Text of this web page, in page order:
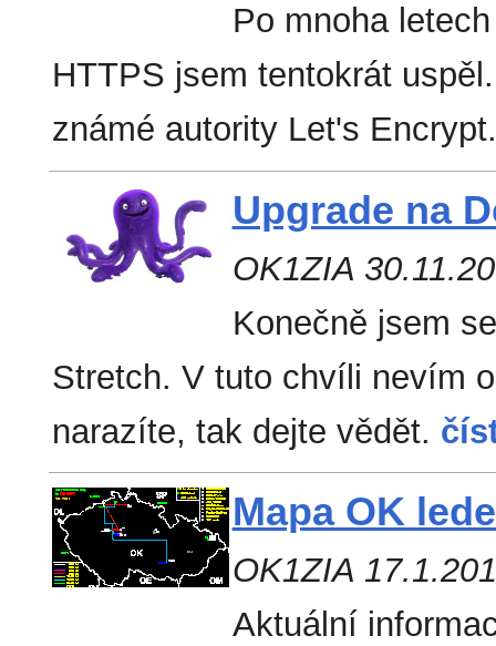
Po mnoha
HTTPS jsem tentokrát
známé autority Let's
Upgrade na
OK1ZIA
Konečně jsem
Stretch. V tuto chvíli nevím
narazíte, tak dejte vědět.
Mapa OK
OK1ZIA
Aktuální